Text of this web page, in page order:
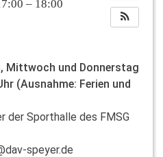
– 18:00
Mittwoch und Donnerstag
(Ausnahme: Ferien und
der Sporthalle des FMSG
speyer.de